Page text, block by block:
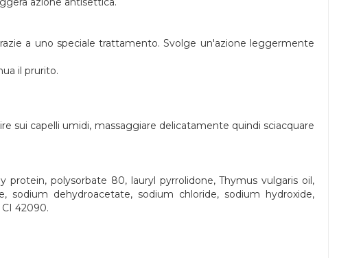
a uno speciale trattamento. Svolge un'azione leggermente
il prurito.
sui capelli umidi, massaggiare delicatamente quindi sciacquare
polysorbate 80, lauryl pyrrolidone, Thymus vulgaris oil,
sodium dehydroacetate, sodium chloride, sodium hydroxide,
42090.